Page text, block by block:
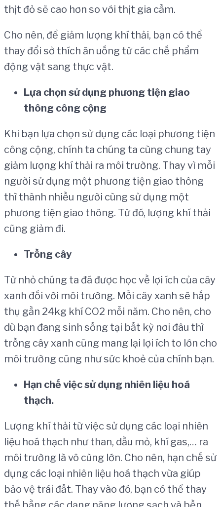
thịt đỏ sẽ cao hơn so với thịt gia cầm.
Cho nên, để giảm lượng khí thải, bạn có thể
thay đổi sở thích ăn uống từ các chế phẩm
động vật sang thực vật.
Lựa chọn sửdụng phương tiện giao
thông công cộng
Khi bạn lựa chọn sử dụng các loại phương tiện
công cộng, chính ta chúng ta cùng chung tay
giảm lượng khí thải ra môi trường. Thay vì mỗi
người sử dụng một phương tiện giao thông
thì thành nhiều người cùng sử dụng một
phương tiện giao thông. Từ đó, lượng khí thải
cũng giảm đi.
Trồng cây
Từ nhỏ chúng ta đã được học về lợi ích của cây
xanh đối với môi trường. Mỗi cây xanh sẽ hấp
thụ gần 24kg khí CO2 mỗi năm. Cho nên, cho
dù bạn đang sinh sống tại bất kỳ nơi đâu thì
trồng cây xanh cũng mang lại lợi ích to lớn cho
môi trường cũng như sức khoẻ của chính bạn.
Hạn chếviệc sửdụng nhiên liệu hoá
thạch.
Lượng khí thải từ việc sử dụng các loại nhiên
liệu hoá thạch như than, dầu mỏ, khí gas,… ra
môi trường là vô cùng lớn. Cho nên, hạn chế sử
dụng các loại nhiên liệu hoá thạch vừa giúp
bảo vệ trái đất. Thay vào đó, bạn có thể thay